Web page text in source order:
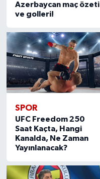
Azerbaycan maç özeti
ve golleri!
SPOR
UFC Freedom 250
Saat Kaçta, Hangi
Kanalda, Ne Zaman
Yayınlanacak?